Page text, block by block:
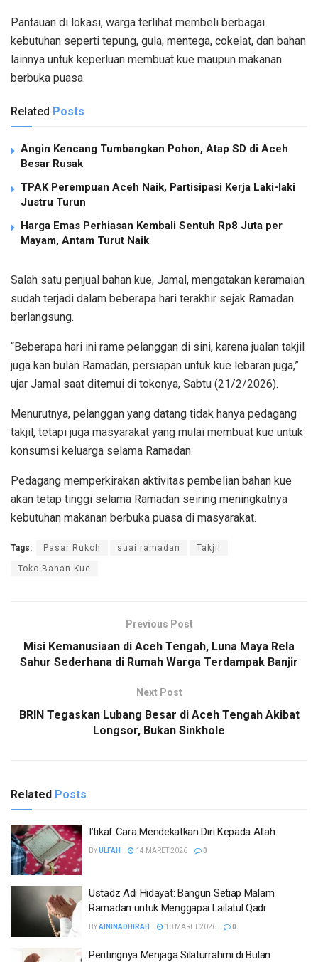
Pantauan di lokasi, warga terlihat membeli berbagai
kebutuhan seperti tepung, gula, mentega, cokelat, dan bahan
lainnya untuk keperluan membuat kue maupun makanan
berbuka puasa.
Related Posts
Angin Kencang Tumbangkan Pohon, Atap SD di Aceh
Besar Rusak
TPAK Perempuan Aceh Naik, Partisipasi Kerja Laki-laki
Justru Turun
Harga Emas Perhiasan Kembali Sentuh Rp8 Juta per
Mayam, Antam Turut Naik
Salah satu penjual bahan kue, Jamal, mengatakan keramaian
sudah terjadi dalam beberapa hari terakhir sejak Ramadan
berlangsung.
“Beberapa hari ini rame pelanggan di sini, karena jualan takjil
juga kan bulan Ramadan, persiapan untuk kue lebaran juga,”
ujar Jamal saat ditemui di tokonya, Sabtu (21/2/2026).
Menurutnya, pelanggan yang datang tidak hanya pedagang
takjil, tetapi juga masyarakat yang mulai membuat kue untuk
konsumsi keluarga selama Ramadan.
Pedagang memperkirakan aktivitas pembelian bahan kue
akan tetap tinggi selama Ramadan seiring meningkatnya
kebutuhan makanan berbuka puasa di masyarakat.
Tags: Pasar Rukoh suai ramadan Takjil
Toko Bahan Kue
Previous Post
Misi Kemanusiaan di Aceh Tengah, Luna Maya Rela
Sahur Sederhana di Rumah Warga Terdampak Banjir
Next Post
BRIN Tegaskan Lubang Besar di Aceh Tengah Akibat
Longsor, Bukan Sinkhole
Related Posts
I’tikaf Cara Mendekatkan Diri Kepada Allah
BYULFAH 14 MARET 2026 0
Ustadz Adi Hidayat: Bangun Setiap Malam
Ramadan untuk Menggapai Lailatul Qadr
BYAININADHIRAH 10 MARET 2026 0
Pentingnya Menjaga Silaturrahmi di Bulan